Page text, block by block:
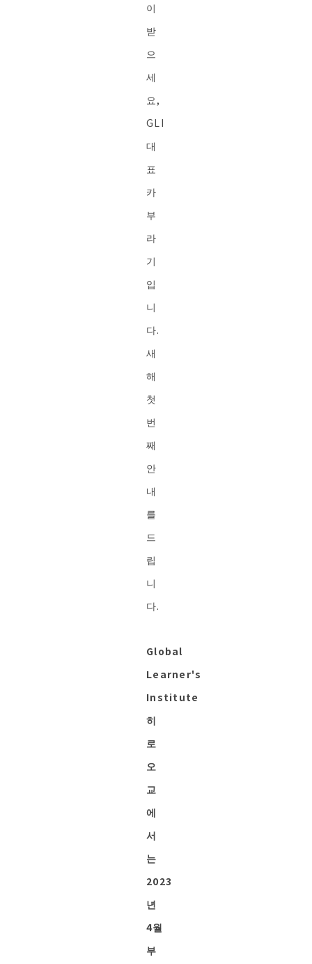
이
받
으
세
요,
GLI
대
표
카
부
라
기
입
니
다.
새
해
첫
번
째
안
내
를
드
립
니
다.
Global
Learner's
Institute
히
로
오
교
에
서
는
2023
년
4월
부